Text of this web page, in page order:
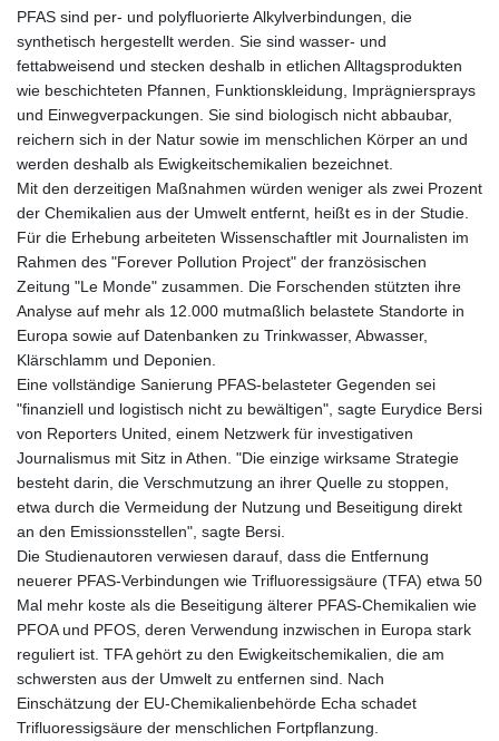
PFAS sind per- und polyfluorierte Alkylverbindungen, die
synthetisch hergestellt werden. Sie sind wasser- und
fettabweisend und stecken deshalb in etlichen Alltagsprodukten
wie beschichteten Pfannen, Funktionskleidung, Imprägniersprays
und Einwegverpackungen. Sie sind biologisch nicht abbaubar,
reichern sich in der Natur sowie im menschlichen Körper an und
werden deshalb als Ewigkeitschemikalien bezeichnet.
Mit den derzeitigen Maßnahmen würden weniger als zwei Prozent
der Chemikalien aus der Umwelt entfernt, heißt es in der Studie.
Für die Erhebung arbeiteten Wissenschaftler mit Journalisten im
Rahmen des "Forever Pollution Project" der französischen
Zeitung "Le Monde" zusammen. Die Forschenden stützten ihre
Analyse auf mehr als 12.000 mutmaßlich belastete Standorte in
Europa sowie auf Datenbanken zu Trinkwasser, Abwasser,
Klärschlamm und Deponien.
Eine vollständige Sanierung PFAS-belasteter Gegenden sei
"finanziell und logistisch nicht zu bewältigen", sagte Eurydice Bersi
von Reporters United, einem Netzwerk für investigativen
Journalismus mit Sitz in Athen. "Die einzige wirksame Strategie
besteht darin, die Verschmutzung an ihrer Quelle zu stoppen,
etwa durch die Vermeidung der Nutzung und Beseitigung direkt
an den Emissionsstellen", sagte Bersi.
Die Studienautoren verwiesen darauf, dass die Entfernung
neuerer PFAS-Verbindungen wie Trifluoressigsäure (TFA) etwa 50
Mal mehr koste als die Beseitigung älterer PFAS-Chemikalien wie
PFOA und PFOS, deren Verwendung inzwischen in Europa stark
reguliert ist. TFA gehört zu den Ewigkeitschemikalien, die am
schwersten aus der Umwelt zu entfernen sind. Nach
Einschätzung der EU-Chemikalienbehörde Echa schadet
Trifluoressigsäure der menschlichen Fortpflanzung.